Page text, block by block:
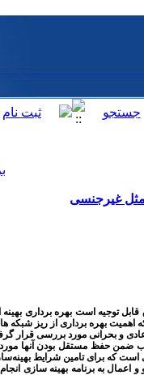
غیرجنسی
توجیه است بهره برداری بهینه
اهمیت بهره برداری از ریز شبکه
و بحرانی مورد بررسی قرار
ضمن حفظ مستقل بودن آنها
است که برای تامین شرایط
و اعمال به برنامه بهینه سازی